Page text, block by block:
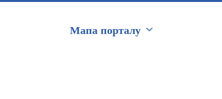
Мапа порталу